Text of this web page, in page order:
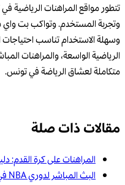
تتطور مواقع المراهنات الرياضية
وتجربة المستخدم. وتواكب بت
وسهلة الاستخدام تناسب
الرياضية الواسعة، والمراهنات
متكاملة لعشاق الرياضة في تونس.
مقالات ذات صلة
المراهنات على كرة القدم:
البث المباشر لدوري NBA في تونس تابع الإثارة على Betway